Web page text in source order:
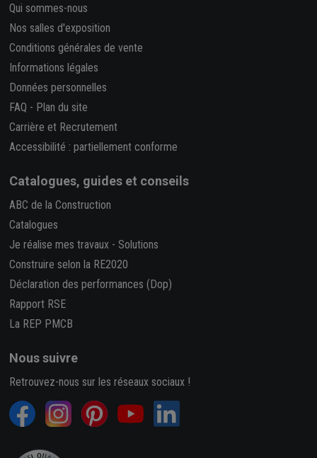
Qui sommes-nous
Nos salles d'exposition
Conditions générales de vente
Informations légales
Données personnelles
FAQ - Plan du site
Carrière et Recrutement
Accessibilité : partiellement conforme
Catalogues, guides et conseils
ABC de la Construction
Catalogues
Je réalise mes travaux - Solutions
Construire selon la RE2020
Déclaration des performances (Dop)
Rapport RSE
La REP PMCB
Nous suivre
Retrouvez-nous sur les réseaux sociaux !